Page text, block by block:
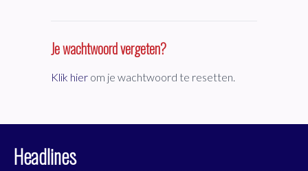
Je wachtwoord vergeten?
Klik hier om je wachtwoord te resetten.
Headlines